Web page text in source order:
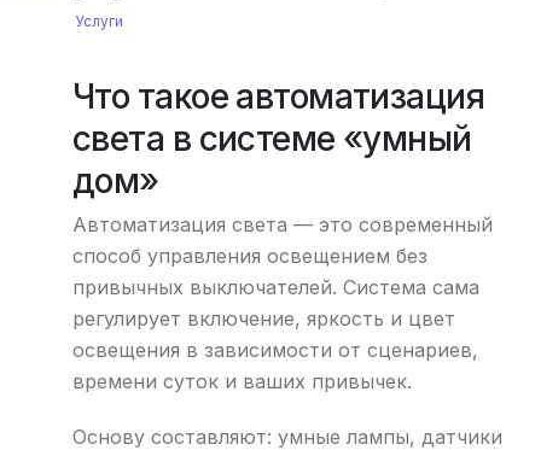
Услуги
Что такое автоматизация
света в системе «умный
дом»
Автоматизация света — это современный
способ управления освещением без
привычных выключателей. Система сама
регулирует включение, яркость и цвет
освещения в зависимости от сценариев,
времени суток и ваших привычек.
Основу составляют: умные лампы, датчики